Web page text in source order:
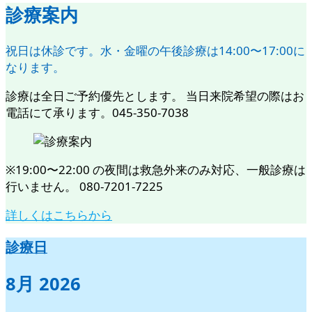
診療案内
祝日は休診です。水・金曜の午後診療は14:00〜17:00に
なります。
診療は全日ご予約優先とします。 当日来院希望の際はお
電話にて承ります。045-350-7038
※19:00〜22:00 の夜間は救急外来のみ対応、一般診療は
行いません。 080-7201-7225
詳しくはこちらから
診療日
8月 2026